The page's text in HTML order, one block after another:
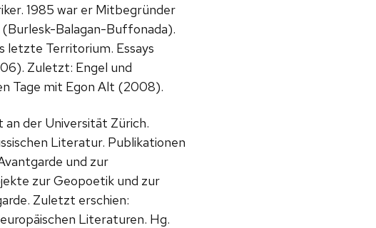
1985 war er Mitbegründer
Balagan-Buffonada).
letzte Territorium. Essays
Zuletzt: Engel und
Tage mit Egon Alt (2008).
der Universität Zürich.
Literatur. Publikationen
und zur
zur Geopoetik und zur
Zuletzt erschien:
Literaturen. Hg.